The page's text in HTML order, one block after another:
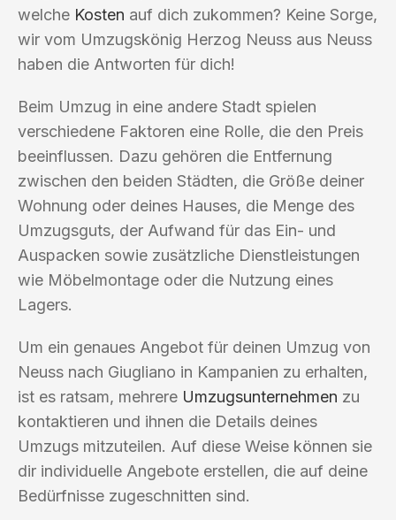
welche Kosten auf dich zukommen? Keine Sorge,
wir vom Umzugskönig Herzog Neuss aus Neuss
haben die Antworten für dich!
Beim Umzug in eine andere Stadt spielen
verschiedene Faktoren eine Rolle, die den Preis
beeinflussen. Dazu gehören die Entfernung
zwischen den beiden Städten, die Größe deiner
Wohnung oder deines Hauses, die Menge des
Umzugsguts, der Aufwand für das Ein- und
Auspacken sowie zusätzliche Dienstleistungen
wie Möbelmontage oder die Nutzung eines
Lagers.
Um ein genaues Angebot für deinen Umzug von
Neuss nach Giugliano in Kampanien zu erhalten,
ist es ratsam, mehrere Umzugsunternehmen zu
kontaktieren und ihnen die Details deines
Umzugs mitzuteilen. Auf diese Weise können sie
dir individuelle Angebote erstellen, die auf deine
Bedürfnisse zugeschnitten sind.